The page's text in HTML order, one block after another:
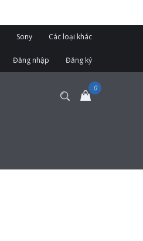
Sony Các loại khác
Đăng nhập Đăng ký